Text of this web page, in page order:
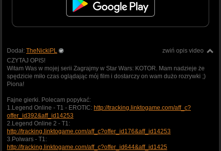
zwiń opis video
Dodał: TheNickiPL
CZYTAJ OPIS!
Witam Was w mojej serii Zagrajmy w Star Wars: KOTOR. Mam nadzieje że
spędzicie miło czas oglądając mój film i dostarczy on wam dużo rozrywki ;)
Piona!
Fajne gierki. Polecam popykać:
1.Legend Online - T1 - EROTIC: http://tracking.linktogame.com/aff_c?
offer_id392&aff_id14253
2.Legend Online 2 - T1:
http://tracking.linktogame.com/aff_c?offer_id176&aff_id14253
3.Polwars - T1:
http://tracking.linktogame.com/aff_c?offer_id644&aff_id1425